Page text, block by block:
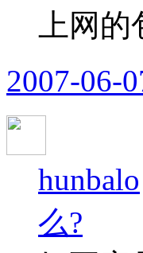
上网
2007-06-
hunbalo
么?